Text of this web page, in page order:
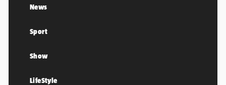
News
Sport
Show
LifeStyle